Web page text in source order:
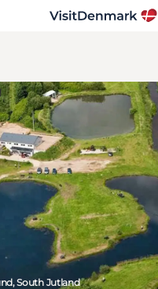
votre voyage
South Jutland